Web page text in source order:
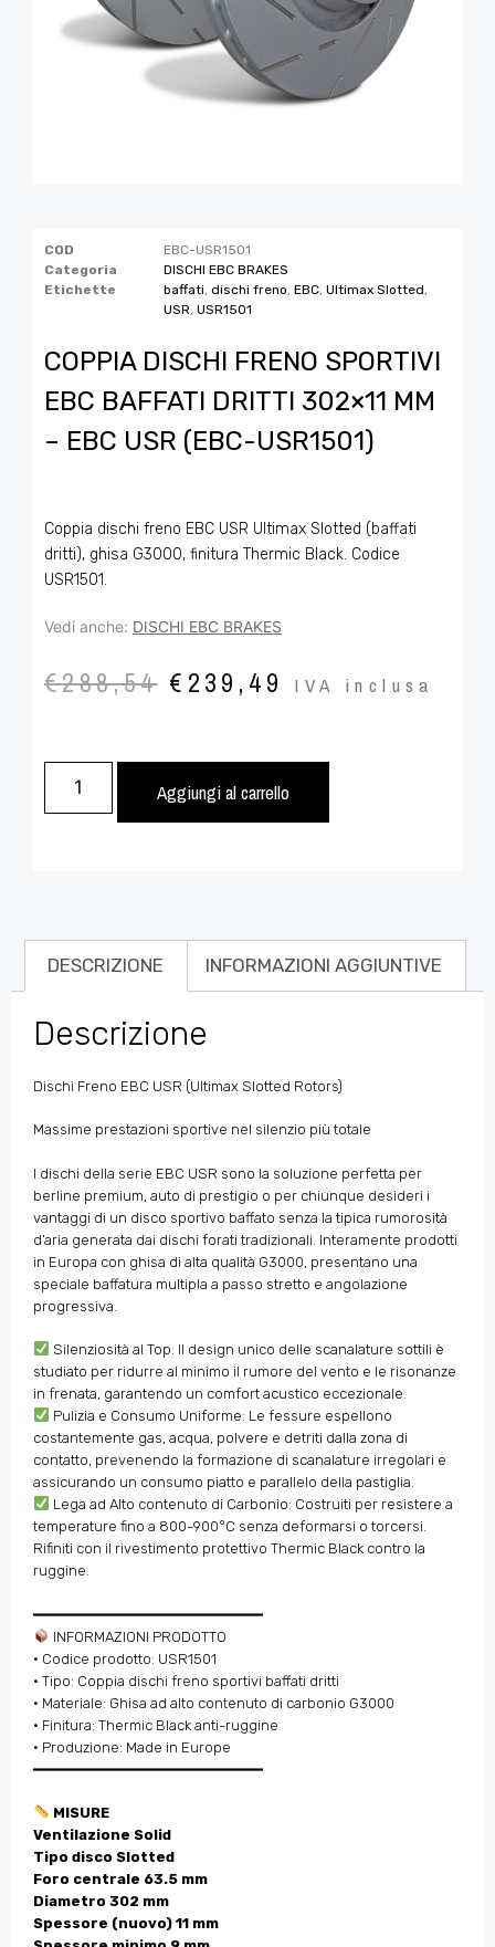
COD
EBC-USR1501
Categoria
DISCHI EBC BRAKES
Etichette
baffati dischi freno EBC Ultimax Slotted
USR USR1501
COPPIA DISCHI FRENO SPORTIVI
EBC BAFFATI DRITTI 302×11 MM
– EBC USR (EBC-USR1501)
Coppia dischi freno EBC USR Ultimax Slotted (baffati
dritti), ghisa G3000, finitura Thermic Black. Codice
USR1501.
Vedi anche: DISCHI EBC BRAKES
€288,54 € 239,49 IVA inclusa
Aggiungi al carrello
DESCRIZIONE INFORMAZIONI AGGIUNTIVE
Descrizione
Dischi Freno EBC USR (Ultimax Slotted Rotors)
Massime prestazioni sportive nel silenzio più totale
I dischi della serie EBC USR sono la soluzione perfetta per
berline premium, auto di prestigio o per chiunque desideri i
vantaggi di un disco sportivo baffato senza la tipica rumorosità
d’aria generata dai dischi forati tradizionali. Interamente prodotti
in Europa con ghisa di alta qualità G3000, presentano una
speciale baffatura multipla a passo stretto e angolazione
progressiva.
Silenziosità al Top: Il design unico delle scanalature sottili è
studiato per ridurre al minimo il rumore del vento e le risonanze
in frenata, garantendo un comfort acustico eccezionale.
Pulizia e Consumo Uniforme: Le fessure espellono
costantemente gas, acqua, polvere e detriti dalla zona di
contatto, prevenendo la formazione di scanalature irregolari e
assicurando un consumo piatto e parallelo della pastiglia.
Lega ad Alto contenuto di Carbonio: Costruiti per resistere a
temperature fino a 800-900°C senza deformarsi o torcersi.
Rifiniti con il rivestimento protettivo Thermic Black contro la
ruggine.
━━━━━━━━━━━━━━━━━━━━━━━━━━
INFORMAZIONI PRODOTTO
• Codice prodotto: USR1501
• Tipo: Coppia dischi freno sportivi baffati dritti
• Materiale: Ghisa ad alto contenuto di carbonio G3000
• Finitura: Thermic Black anti-ruggine
• Produzione: Made in Europe
━━━━━━━━━━━━━━━━━━━━━━━━━━
MISURE
Ventilazione Solid
Tipo disco Slotted
Foro centrale 63.5 mm
Diametro 302 mm
Spessore (nuovo) 11 mm